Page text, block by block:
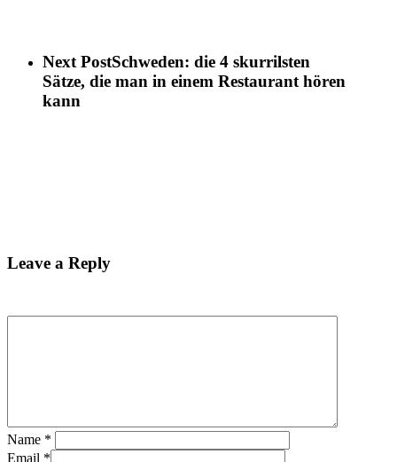
Next PostSchweden: die 4 skurrilsten
Sätze, die man in einem Restaurant hören
kann
Leave a Reply
Name *
Email *